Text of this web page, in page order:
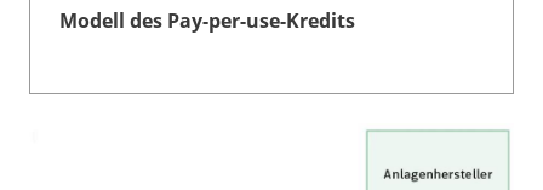
Modell des Pay-per-use-Kredits